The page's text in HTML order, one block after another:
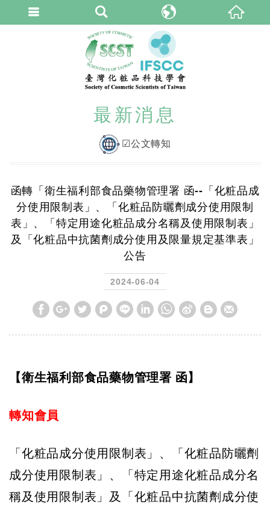
最新消息
☑公文轉知
函轉「衛生福利部食品藥物管理署 函--「化粧品成
分使用限制表」、「化粧品防曬劑成分使用限制
表」、「特定用途化粧品成分名稱及使用限制表」
及「化粧品中抗菌劑成分使用及限量規定基準表」
公告
2024-06-04
【衛生福利部食品藥物管理署 函】
轉知會員
「化粧品成分使用限制表」、「化粧品防曬劑
成分使用限制表」、「特定用途化粧品成分名
稱及使用限制表」及「化粧品中抗菌劑成分使
繁體中文